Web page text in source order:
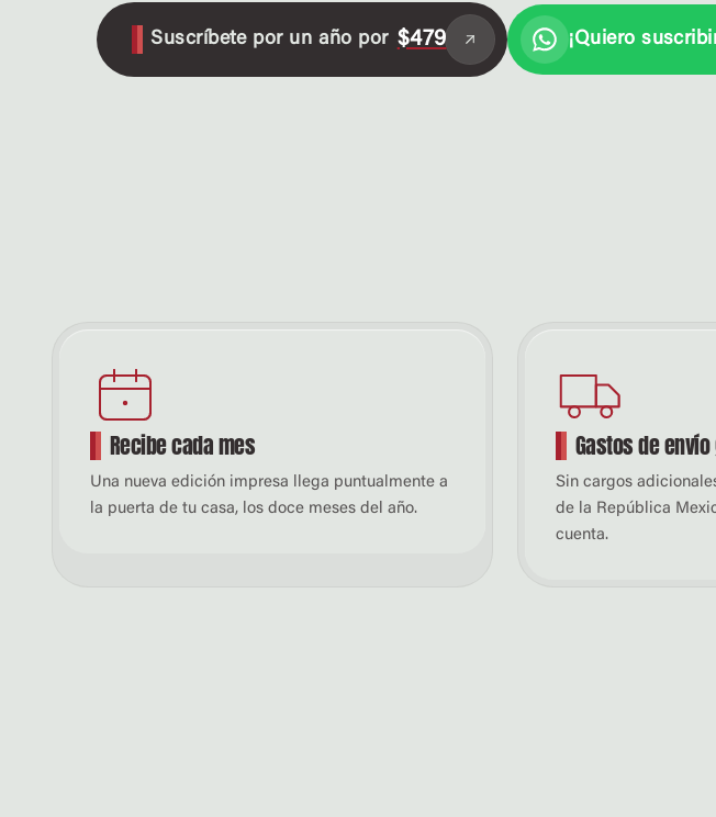
Suscríbete por un año por $479 ¡Quiero
Recibe cada mes
Una nueva edición impresa llega puntualmente a
la puerta de tu casa, los doce meses del año.
Gastos de
Sin cargos
de la República
cuenta.